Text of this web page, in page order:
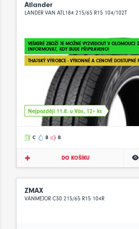
Atlander
LANDER VAN ATL18# 215/65 R15 104/102T
VEŠKERÉ ZBOŽÍ JE MOŽNÉ VYZVEDOUT V OLOMOUCI
INFORMOVAT, KDY BUDE PŘIPRAVENO!
THAJSKÝ VÝROBCE - VÝKONNÉ A CENOVĚ DOSTUPNÉ
Nejpozději 11.8. u Vás, 12+ ks
C B B
DO KOŠÍKU
ZMAX
VANMEJOR C30 215/65 R15 104R